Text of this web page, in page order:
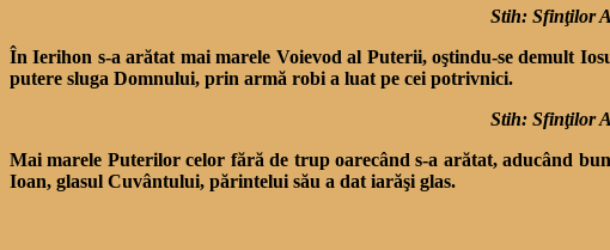
Stih: Sfinţilor
În Ierihon s-a arătat mai marele Voievod al Puterii, oştindu-se demult
putere sluga Domnului, prin armă robi a luat pe cei potrivnici.
Stih: Sfinţilor
Mai marele Puterilor celor fără de trup oarecând s-a arătat, aducând
Ioan, glasul Cuvântului, părintelui său a dat iarăşi glas.